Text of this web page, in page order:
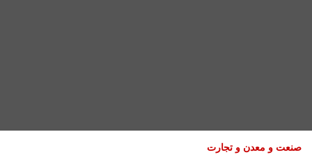
صنعت و معدن و تجارت